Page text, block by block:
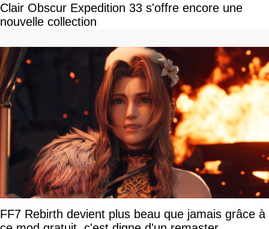
Clair Obscur Expedition 33 s'offre encore une
nouvelle collection
FF7 Rebirth devient plus beau que jamais grâce à